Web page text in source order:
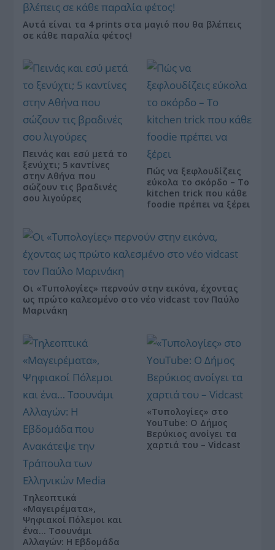
Αυτά είναι τα 4 prints στα μαγιό που θα βλέπεις
σε κάθε παραλία φέτος!
Πεινάς και εσύ μετά το
ξενύχτι; 5 καντίνες
στην Αθήνα που
σώζουν τις βραδινές
σου λιγούρες
Πώς να ξεφλουδίζεις
εύκολα το σκόρδο – Το
kitchen trick που κάθε
foodie πρέπει να ξέρει
Οι «Τυπολογίες» περνούν στην εικόνα, έχοντας
ως πρώτο καλεσμένο στο νέο vidcast τον Παύλο
Μαρινάκη
Τηλεοπτικά
«Μαγειρέματα»,
Ψηφιακοί Πόλεμοι και
ένα… Τσουνάμι
Αλλαγών: Η Εβδομάδα
«Τυπολογίες» στο
YouTube: Ο Δήμος
Βερύκιος ανοίγει τα
χαρτιά του – Vidcast